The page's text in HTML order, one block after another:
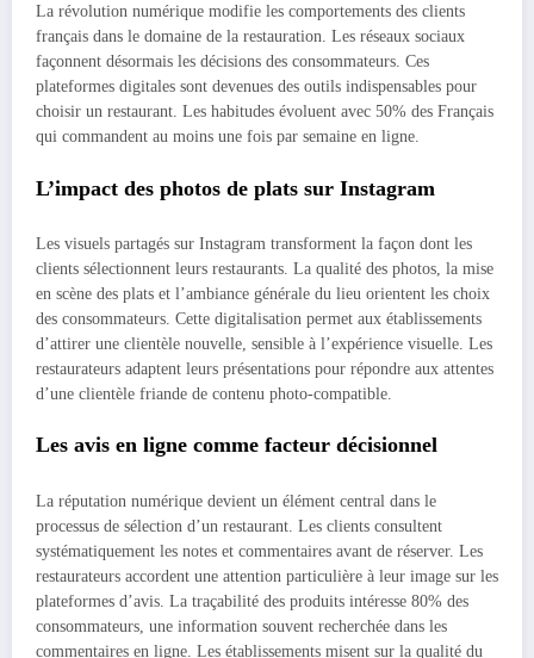
La révolution numérique modifie les comportements des clients
français dans le domaine de la restauration. Les réseaux sociaux
façonnent désormais les décisions des consommateurs. Ces
plateformes digitales sont devenues des outils indispensables pour
choisir un restaurant. Les habitudes évoluent avec 50% des Français
qui commandent au moins une fois par semaine en ligne.
L’impact des photos de plats sur Instagram
Les visuels partagés sur Instagram transforment la façon dont les
clients sélectionnent leurs restaurants. La qualité des photos, la mise
en scène des plats et l’ambiance générale du lieu orientent les choix
des consommateurs. Cette digitalisation permet aux établissements
d’attirer une clientèle nouvelle, sensible à l’expérience visuelle. Les
restaurateurs adaptent leurs présentations pour répondre aux attentes
d’une clientèle friande de contenu photo-compatible.
Les avis en ligne comme facteur décisionnel
La réputation numérique devient un élément central dans le
processus de sélection d’un restaurant. Les clients consultent
systématiquement les notes et commentaires avant de réserver. Les
restaurateurs accordent une attention particulière à leur image sur les
plateformes d’avis. La traçabilité des produits intéresse 80% des
consommateurs, une information souvent recherchée dans les
commentaires en ligne. Les établissements misent sur la qualité du